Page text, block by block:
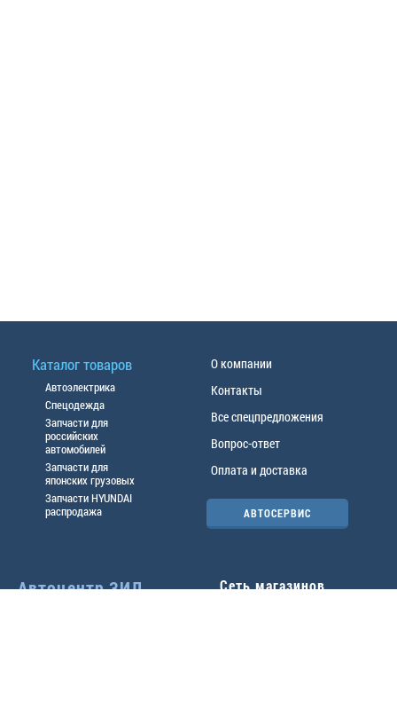
Каталог товаров
Автоэлектрика
Спецодежда
Запчасти для
российских
автомобилей
Запчасти для
японских грузовых
Запчасти HYUNDAI
распродажа
О компании
Контакты
Все спецпредложения
Вопрос-ответ
Оплата и доставка
АВТОСЕРВИС
Автоцентр ЗИЛ
Сеть магазинов